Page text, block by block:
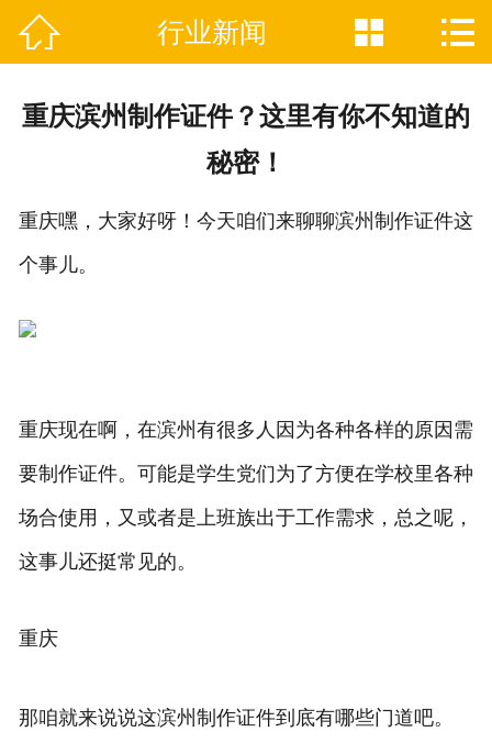
网站首页
 行业新闻  
重庆滨州制作证件？这里有你不知道的
秘密！
重庆嘿，大家好呀！今天咱们来聊聊滨州制作证件这
个事儿。
重庆现在啊，在滨州有很多人因为各种各样的原因需
要制作证件。可能是学生党们为了方便在学校里各种
场合使用，又或者是上班族出于工作需求，总之呢，
这事儿还挺常见的。
重庆
那咱就来说说这滨州制作证件到底有哪些门道吧。